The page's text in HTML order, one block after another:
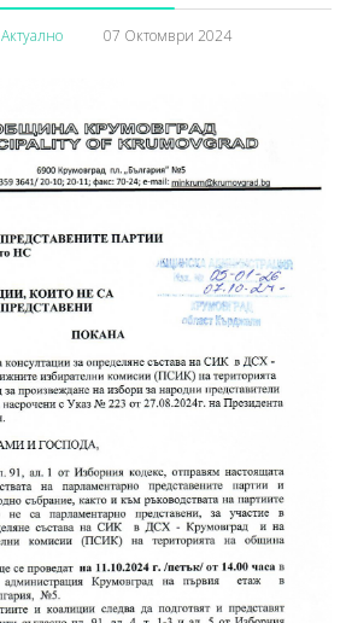
Актуално 07 Октомври 2024